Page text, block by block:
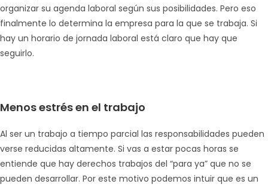
organizar su agenda laboral según sus posibilidades. Pero eso
finalmente lo determina la empresa para la que se trabaja. Si
hay un horario de jornada laboral está claro que hay que
seguirlo.
Menos estrés en el trabajo
Al ser un trabajo a tiempo parcial las responsabilidades pueden
verse reducidas altamente. Si vas a estar pocas horas se
entiende que hay derechos trabajos del “para ya” que no se
pueden desarrollar. Por este motivo podemos intuir que es un